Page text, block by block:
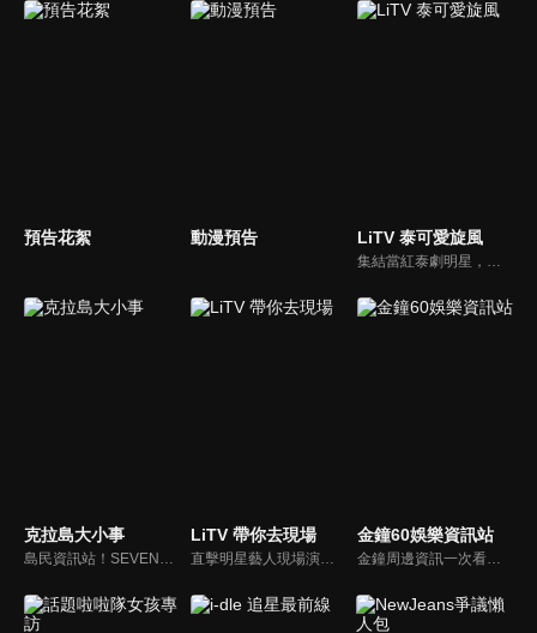
預告花絮 動漫預告 LiTV 泰可愛旋風
集結當紅泰劇明星，獨家揭露他們的幕後小秘密
克拉島大小事
島民資訊站！SEVENTEEN近期資訊報你知
LiTV 帶你去現場
直擊明星藝人現場演出，體驗當下火熱氣氛
金鐘60娛樂資訊站
金鐘周邊資訊一次看，一起預測金鐘得主！